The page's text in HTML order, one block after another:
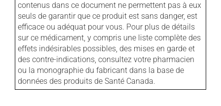
contenus dans ce document ne permettent pas à eux
seuls de garantir que ce produit est sans danger, est
efficace ou adéquat pour vous. Pour plus de détails
sur ce médicament, y compris une liste complète des
effets indésirables possibles, des mises en garde et
des contre-indications, consultez votre pharmacien
ou la monographie du fabricant dans la base de
données des produits de Santé Canada.